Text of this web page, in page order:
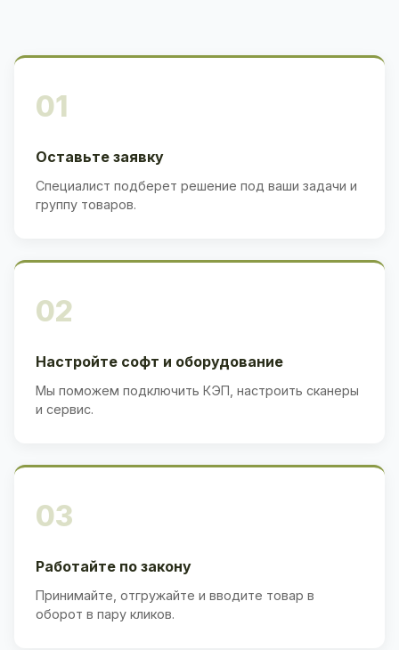
01
Оставьте заявку
Специалист подберет решение под ваши задачи и
группу товаров.
02
Настройте софт и оборудование
Мы поможем подключить КЭП, настроить сканеры
и сервис.
03
Работайте по закону
Принимайте, отгружайте и вводите товар в
оборот в пару кликов.